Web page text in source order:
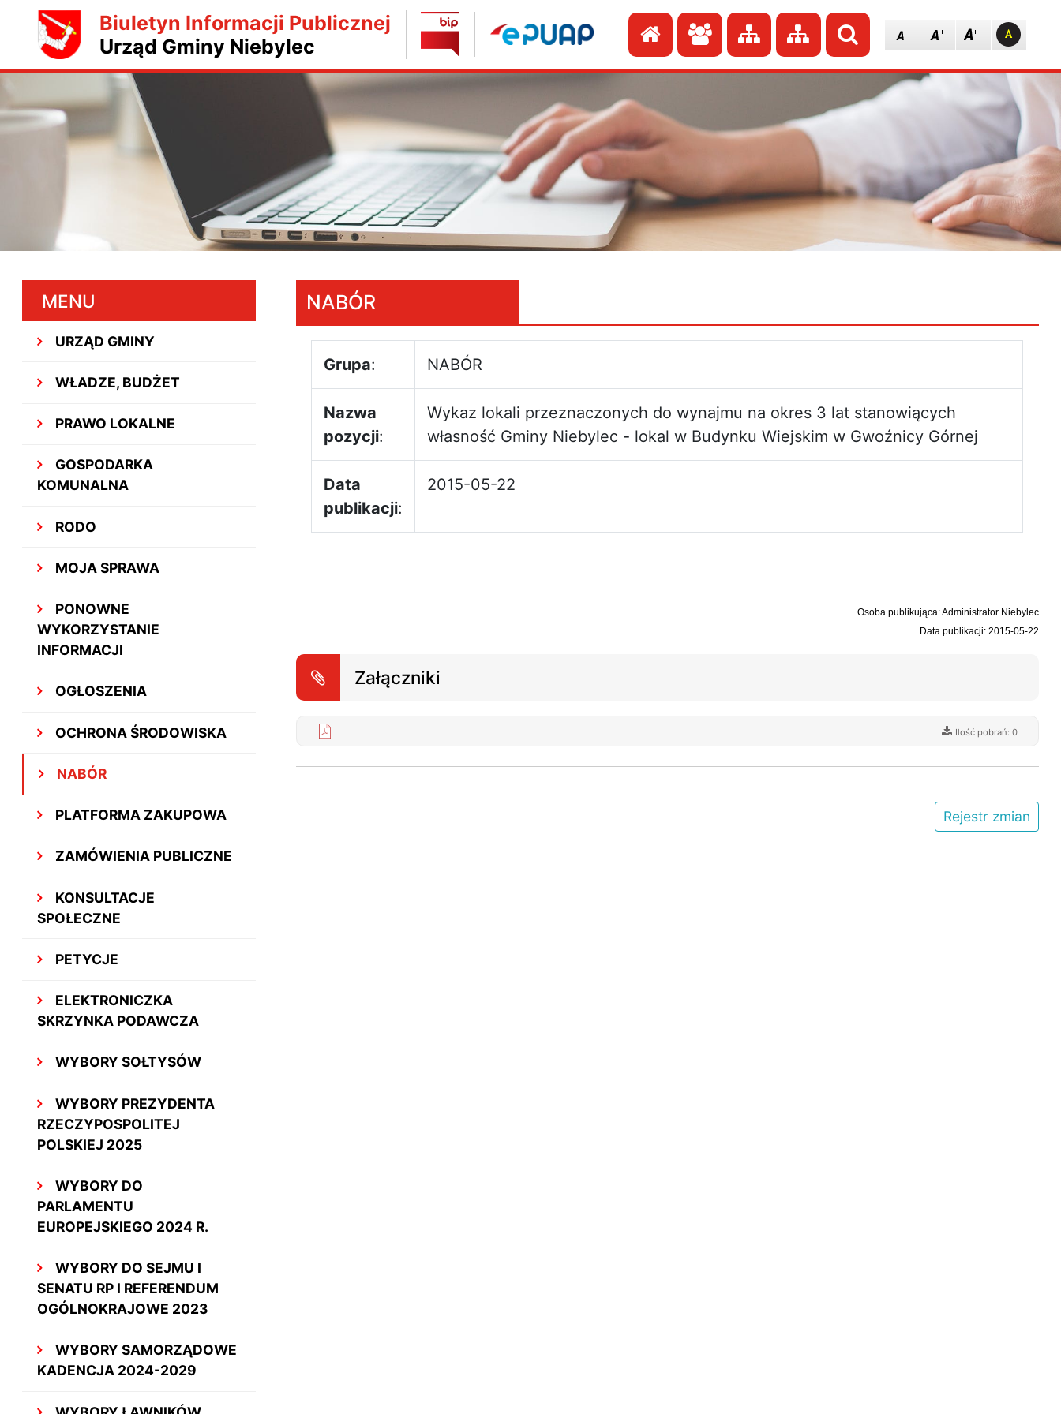
Biuletyn Informacji Publicznej
Urząd Gminy Niebylec
Przejdź do strony głównej
Przejdź do redakcji
Przejdź do mapy strony
Przejdź do mapy strony
Szukaj
MENU
URZĄD GMINY
WŁADZE, BUDŻET
PRAWO LOKALNE
GOSPODARKA
KOMUNALNA
RODO
MOJA SPRAWA
PONOWNE
WYKORZYSTANIE
INFORMACJI
OGŁOSZENIA
OCHRONA ŚRODOWISKA
NABÓR
PLATFORMA ZAKUPOWA
ZAMÓWIENIA PUBLICZNE
KONSULTACJE
SPOŁECZNE
PETYCJE
ELEKTRONICZKA
SKRZYNKA PODAWCZA
WYBORY SOŁTYSÓW
WYBORY PREZYDENTA
RZECZYPOSPOLITEJ
POLSKIEJ 2025
WYBORY DO
PARLAMENTU
EUROPEJSKIEGO 2024 R.
WYBORY DO SEJMU I
SENATU RP I REFERENDUM
OGÓLNOKRAJOWE 2023
WYBORY SAMORZĄDOWE
KADENCJA 2024-2029
NABÓR
Grupa: NABÓR
Nazwa
pozycji:
Wykaz lokali przeznaczonych do wynajmu na okres 3 lat stanowiących
własność Gminy Niebylec - lokal w Budynku Wiejskim w Gwoźnicy Górnej
Data
publikacji:
2015-05-22
Osoba publikująca: Administrator Niebylec
Data publikacji: 2015-05-22
Załączniki
Ilość pobrań: 0
Rejestr zmian